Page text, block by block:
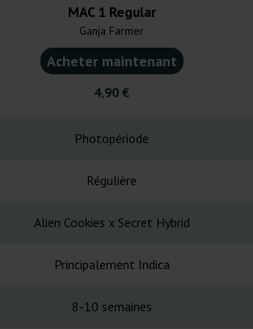
MAC 1 Regular
Ganja Farmer
Acheter maintenant
4,90 €
Photopériode
Régulière
Alien Cookies x Secret Hybrid
Principalement Indica
8-10 semaines